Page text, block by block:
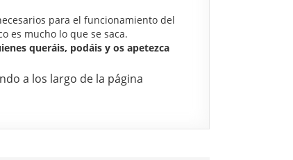
para el funcionamiento del
es mucho lo que se saca.
queráis, podáis y os apetezca
a los largo de la página